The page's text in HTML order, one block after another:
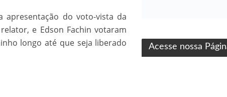
– Vídeo em Português mais uma produção Folha Filmes
do voto-vista da
e Edson Fachin votaram
longo até que seja liberado
Acesse nossa